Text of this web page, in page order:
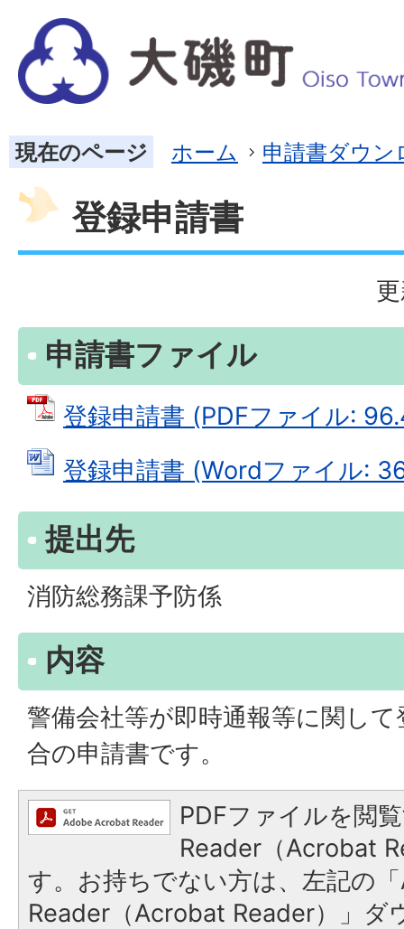
現在のページ ホーム 申請書ダウン
登録申請書
申請書ファイル
登録申請書 (PDFファイル:
登録申請書 (Wordファイル:
提出先
消防総務課予防係
内容
警備会社等が即時通報等に関し
合の申請書です。
PDFファイルを閲
Reader（Acrobat
す。お持ちでない方は、左記の
Reader（Acrobat Reader）」ダ